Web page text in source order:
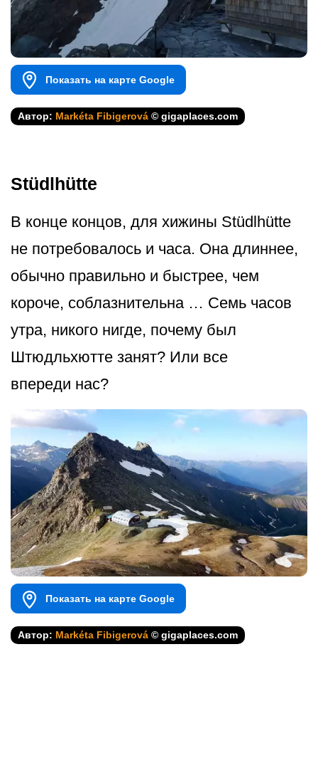
Показать на карте Google
Автор: Markéta Fibigerová © gigaplaces.com
Stüdlhütte
В конце концов, для хижины Stüdlhütte
не потребовалось и часа. Она длиннее,
обычно правильно и быстрее, чем
короче, соблазнительна … Семь часов
утра, никого нигде, почему был
Штюдльхютте занят? Или все
впереди нас?
Показать на карте Google
Автор: Markéta Fibigerová © gigaplaces.com